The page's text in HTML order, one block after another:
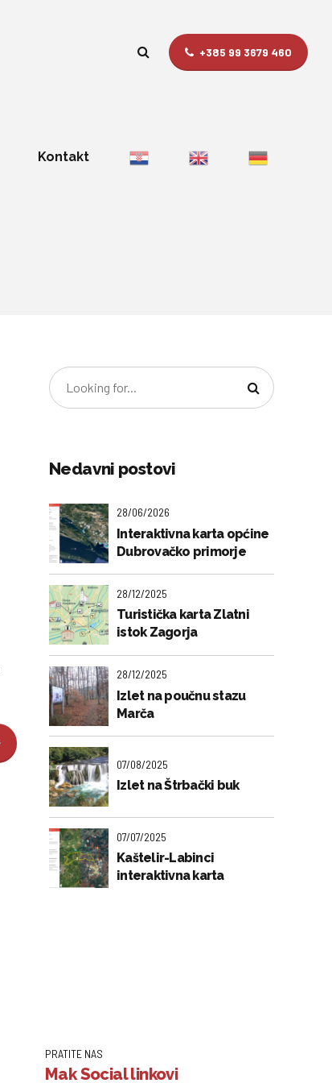
+385 99 3679 460
Kontakt
Nedavni postovi
28/06/2026
Interaktivna karta općine
Dubrovačko primorje
28/12/2025
Turistička karta Zlatni
istok Zagorja
28/12/2025
Izlet na poučnu stazu
Marča
07/08/2025
Izlet na Štrbački buk
07/07/2025
Kaštelir-Labinci
interaktivna karta
PRATITE NAS
Mak Social linkovi